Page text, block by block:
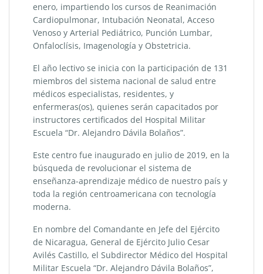
enero, impartiendo los cursos de Reanimación
Cardiopulmonar, Intubación Neonatal, Acceso
Venoso y Arterial Pediátrico, Punción Lumbar,
Onfaloclísis, Imagenología y Obstetricia.
El año lectivo se inicia con la participación de 131
miembros del sistema nacional de salud entre
médicos especialistas, residentes, y
enfermeras(os), quienes serán capacitados por
instructores certificados del Hospital Militar
Escuela “Dr. Alejandro Dávila Bolaños”.
Este centro fue inaugurado en julio de 2019, en la
búsqueda de revolucionar el sistema de
enseñanza-aprendizaje médico de nuestro país y
toda la región centroamericana con tecnología
moderna.
En nombre del Comandante en Jefe del Ejército
de Nicaragua, General de Ejército Julio Cesar
Avilés Castillo, el Subdirector Médico del Hospital
Militar Escuela “Dr. Alejandro Dávila Bolaños”,